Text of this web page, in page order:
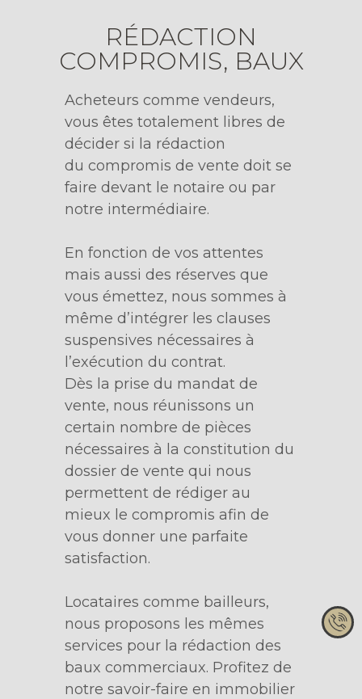
RÉDACTION
COMPROMIS, BAUX
Acheteurs comme vendeurs,
vous êtes totalement libres de
décider si la rédaction
du compromis de vente doit se
faire devant le notaire ou par
notre intermédiaire.
En fonction de vos attentes
mais aussi des réserves que
vous émettez, nous sommes à
même d’intégrer les clauses
suspensives nécessaires à
l’exécution du contrat.
Dès la prise du mandat de
vente, nous réunissons un
certain nombre de pièces
nécessaires à la constitution du
dossier de vente qui nous
permettent de rédiger au
mieux le compromis afin de
vous donner une parfaite
satisfaction.
Locataires comme bailleurs,
nous proposons les mêmes
services pour la rédaction des
baux commerciaux. Profitez de
notre savoir-faire en immobilier